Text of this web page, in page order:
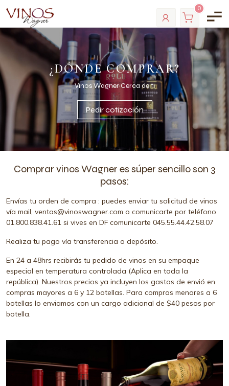
0
¿DÓNDE COMPRAR?
Vinos Wagner Cerca de ti
Pedir cotización
Comprar vinos Wagner es súper sencillo son 3
pasos:
Envías tu orden de compra : puedes enviar tu solicitud de vinos
vía mail, ventas@vinoswagner.com o comunicarte por teléfono
01.800.838.41.61 si vives en DF comunicarte 045.55.44.42.58.07
Realiza tu pago vía transferencia o depósito.
En 24 a 48hrs recibirás tu pedido de vinos en su empaque
especial en temperatura controlada (Aplica en toda la
república). Nuestros precios ya incluyen los gastos de envió en
compras mayores a 6 y 12 botellas. Para compras menores a 6
botellas lo enviamos con un cargo adicional de $40 pesos por
botella.